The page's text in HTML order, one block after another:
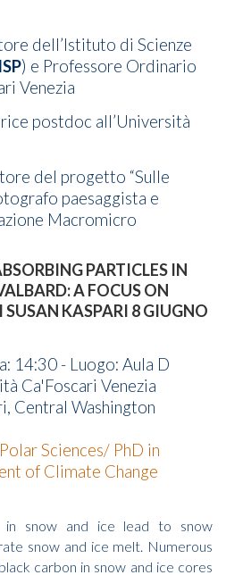
dell’Istituto di Scienze
) e Professore Ordinario
Venezia
postdoc all’Università
del progetto “Sulle
paesaggista e
Macromicro
PARTICLES IN
A FOCUS ON
KASPARI 8 GIUGNO
14:30 - Luogo: Aula D
Ca'Foscari Venezia
Central Washington
Sciences/ PhD in
of Climate Change
in snow and ice lead to snow
snow and ice melt. Numerous
carbon in snow and ice cores